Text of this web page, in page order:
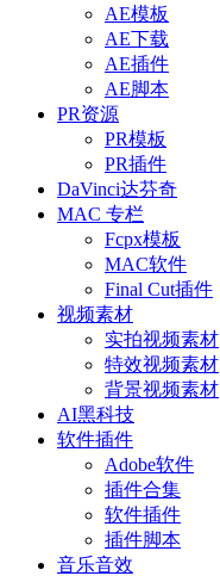
AE模板
AE下载
AE插件
AE脚本
PR资源
PR模板
PR插件
DaVinci达芬奇
MAC 专栏
Fcpx模板
MAC软件
Final Cut插件
视频素材
实拍视频素材
特效视频素材
背景视频素材
AI黑科技
软件插件
Adobe软件
插件合集
软件插件
插件脚本
音乐音效